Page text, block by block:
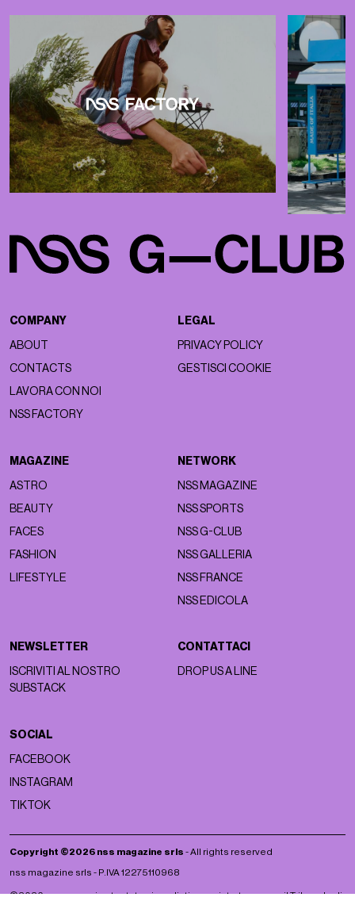
COMPANY
ABOUT
CONTACTS
LAVORA CON NOI
NSS FACTORY
LEGAL
PRIVACY POLICY
GESTISCI COOKIE
MAGAZINE
ASTRO
BEAUTY
FACES
FASHION
LIFESTYLE
NETWORK
NSS MAGAZINE
NSS SPORTS
NSS G-CLUB
NSS GALLERIA
NSS FRANCE
NSS EDICOLA
NEWSLETTER
ISCRIVITI AL NOSTRO
SUBSTACK
CONTATTACI
DROP US A LINE
SOCIAL
FACEBOOK
INSTAGRAM
TIKTOK
Copyright ©2026 nss magazine srls - All rights reserved
nss magazine srls - P.IVA 12275110968
©2026 nss magazine testata giornalistica registrata presso il Tribunale di